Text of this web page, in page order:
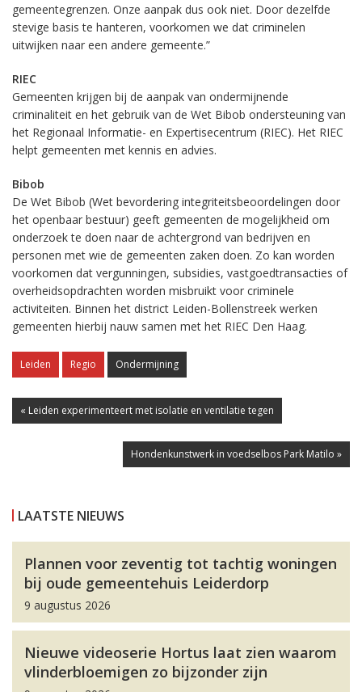
gemeentegrenzen. Onze aanpak dus ook niet. Door dezelfde
stevige basis te hanteren, voorkomen we dat criminelen
uitwijken naar een andere gemeente.”
RIEC
Gemeenten krijgen bij de aanpak van ondermijnende
criminaliteit en het gebruik van de Wet Bibob ondersteuning van
het Regionaal Informatie- en Expertisecentrum (RIEC). Het RIEC
helpt gemeenten met kennis en advies.
Bibob
De Wet Bibob (Wet bevordering integriteitsbeoordelingen door
het openbaar bestuur) geeft gemeenten de mogelijkheid om
onderzoek te doen naar de achtergrond van bedrijven en
personen met wie de gemeenten zaken doen. Zo kan worden
voorkomen dat vergunningen, subsidies, vastgoedtransacties of
overheidsopdrachten worden misbruikt voor criminele
activiteiten. Binnen het district Leiden-Bollenstreek werken
gemeenten hierbij nauw samen met het RIEC Den Haag.
Leiden Regio Ondermijning
« Leiden experimenteert met isolatie en ventilatie tegen
Hondenkunstwerk in voedselbos Park Matilo »
LAATSTE NIEUWS
Plannen voor zeventig tot tachtig woningen
bij oude gemeentehuis Leiderdorp
9 augustus 2026
Nieuwe videoserie Hortus laat zien waarom
vlinderbloemigen zo bijzonder zijn